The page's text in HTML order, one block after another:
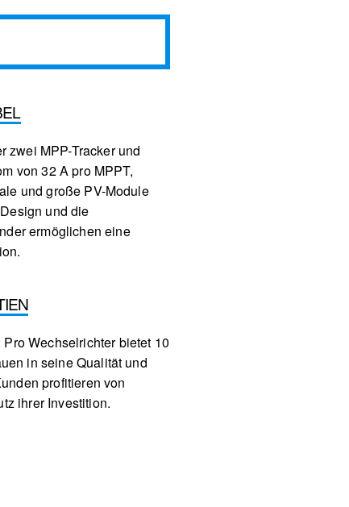
zwei MPP-Tracker und
von 32 A pro MPPT,
und große PV-Module
und die
ermöglichen eine
Wechselrichter bietet 10
in seine Qualität und
profitieren von
ihrer Investition.